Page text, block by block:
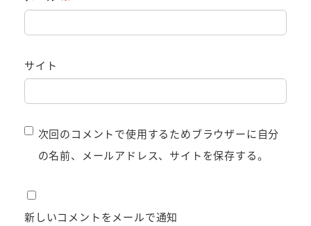
サイト
次回のコメントで使用するためブラウザーに自分
の名前、メールアドレス、サイトを保存する。
新しいコメントをメールで通知